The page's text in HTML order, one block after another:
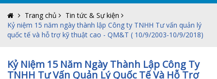
Trang chủ
Tin tức & Sự kiện
Kỷ niệm 15 năm ngày thành lập Công ty TNHH Tư vấn quản lý
quốc tế và hỗ trợ kỹ thuật cao - QM&T ( 10/9/2003-10/9/2018)
Kỷ Niệm 15 Năm Ngày Thành Lập Công Ty
TNHH Tư Vấn Quản Lý Quốc Tế Và Hỗ Trợ